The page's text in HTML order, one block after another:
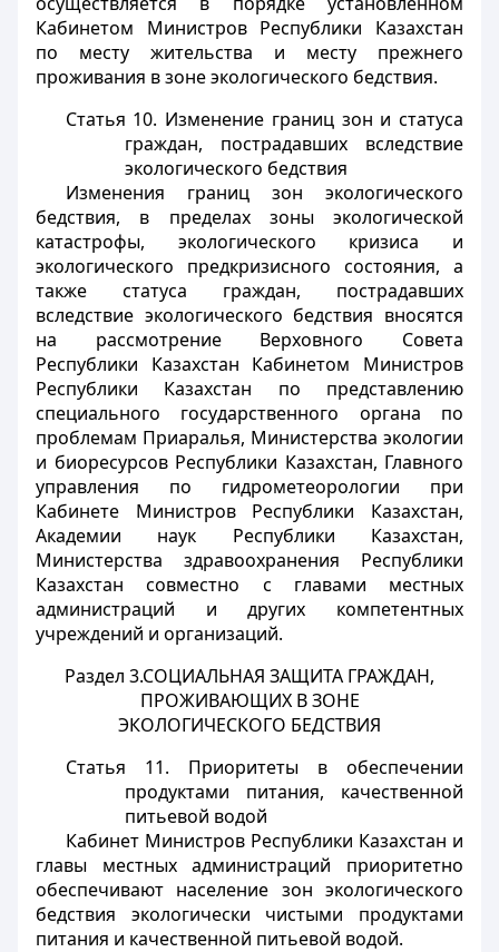
Кабинетом Министров Республики Казахстан
по месту жительства и месту прежнего
проживания в зоне экологического бедствия.
Статья 10. Изменение границ зон и статуса
граждан, пострадавших вследствие
экологического бедствия
Изменения границ зон экологического
бедствия, в пределах зоны экологической
катастрофы, экологического кризиса и
экологического предкризисного состояния, а
также статуса граждан, пострадавших
вследствие экологического бедствия вносятся
на рассмотрение Верховного Совета
Республики Казахстан Кабинетом Министров
Республики Казахстан по представлению
специального государственного органа по
проблемам Приаралья, Министерства экологии
и биоресурсов Республики Казахстан, Главного
управления по гидрометеорологии при
Кабинете Министров Республики Казахстан,
Академии наук Республики Казахстан,
Министерства здравоохранения Республики
Казахстан совместно с главами местных
администраций и других компетентных
учреждений и организаций.
Раздел 3.СОЦИАЛЬНАЯ ЗАЩИТА ГРАЖДАН,
ПРОЖИВАЮЩИХ В ЗОНЕ
ЭКОЛОГИЧЕСКОГО БЕДСТВИЯ
Статья 11. Приоритеты в обеспечении
продуктами питания, качественной
питьевой водой
Кабинет Министров Республики Казахстан и
главы местных администраций приоритетно
обеспечивают население зон экологического
бедствия экологически чистыми продуктами
питания и качественной питьевой водой.